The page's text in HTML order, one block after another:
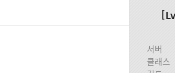
서버
클래스